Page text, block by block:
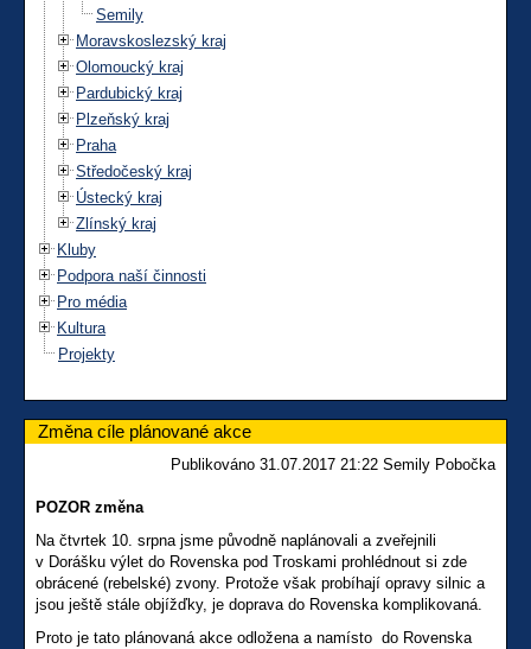
Semily
Moravskoslezský kraj
Olomoucký kraj
Pardubický kraj
Plzeňský kraj
Praha
Středočeský kraj
Ústecký kraj
Zlínský kraj
Kluby
Podpora naší činnosti
Pro média
Kultura
Projekty
Změna cíle plánované akce
Publikováno 31.07.2017 21:22 Semily Pobočka
POZOR změna
Na čtvrtek 10. srpna jsme původně naplánovali a zveřejnili
v Dorášku výlet do Rovenska pod Troskami prohlédnout si zde
obrácené (rebelské) zvony. Protože však probíhají opravy silnic a
jsou ještě stále objížďky, je doprava do Rovenska komplikovaná.
Proto je tato plánovaná akce odložena a namísto do Rovenska